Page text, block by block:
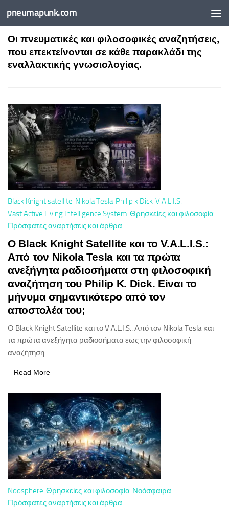
Skip to content
pneumapunk.com
Οι πνευματικές και φιλοσοφικές αναζητήσεις,
που επεκτείνονται σε κάθε παρακλάδι της
εναλλακτικής γνωσιολογίας.
Black Knight satellite Nikola Tesla Philip k Dick V.A.L.I.S.
Vast Active Living Intelligence System Θρησκείες και φιλοσοφία
Πρόσφατες αναρτήσεις και άρθρα
Ο Black Knight Satellite και το V.A.L.I.S.:
Από τον Nikola Tesla και τα πρώτα
ανεξήγητα ραδιοσήματα στη φιλοσοφική
αναζήτηση του Philip K. Dick. Είναι το
μήνυμα σημαντικότερο από τον
αποστολέα του;
Ο Black Knight Satellite και το V.A.L.I.S.: Από τον Nikola Tesla και
τα πρώτα ανεξήγητα ραδιοσήματα εως την φιλοσοφική
αναζήτηση ...
Read More
Noosphere Θρησκείες και φιλοσοφία Νοόσφαιρα
Πρόσφατες αναρτήσεις και άρθρα